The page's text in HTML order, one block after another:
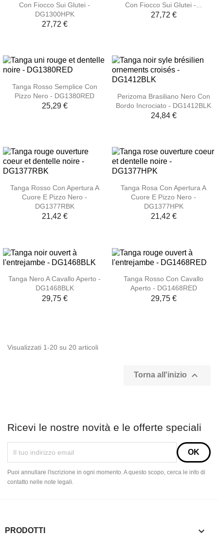
Con Fiocco Sui Glutei -
DG1300HPK
27,72 €
Con Fiocco Sui Glutei -...
27,72 €
Tanga Rosso Semplice Con
Pizzo Nero - DG1380RED
25,29 €
Perizoma Brasiliano Nero Con
Bordo Incrociato - DG1412BLK
24,84 €
Tanga Rosso Con Apertura A
Cuore E Pizzo Nero -
DG1377RBK
21,42 €
Tanga Rosa Con Apertura A
Cuore E Pizzo Nero -
DG1377HPK
21,42 €
Tanga Nero A Cavallo Aperto -
DG1468BLK
29,75 €
Tanga Rosso Con Cavallo
Aperto - DG1468RED
29,75 €
Visualizzati 1-20 su 20 articoli
Torna all'inizio 
Ricevi le nostre novità e le offerte speciali
Puoi annullare l'iscrizione in ogni momento. A questo scopo, cerca le info di
contatto nelle note legali.
PRODOTTI 